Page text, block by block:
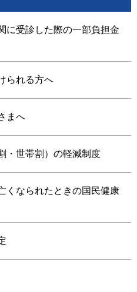
に受診した際の一部負担金
られる方へ
まへ
・世帯割）の軽減制度
くなられたときの国民健康